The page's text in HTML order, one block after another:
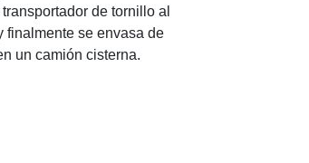
de tornillo al
finalmente se envasa de
un camión cisterna.